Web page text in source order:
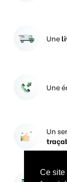
Ce site
Une
Une
Un